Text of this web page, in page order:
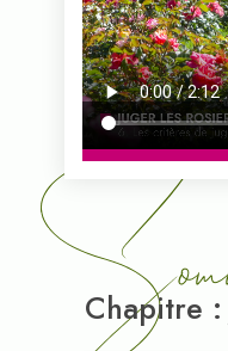
Chapitre